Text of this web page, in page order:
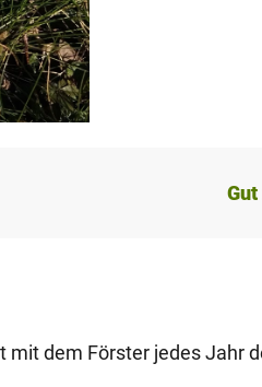
mit dem Förster jedes Jahr